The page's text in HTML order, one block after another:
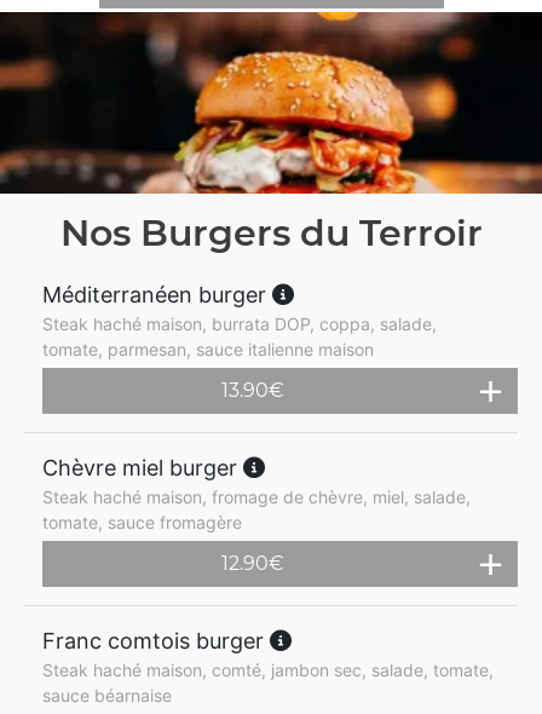
Nos Burgers du Terroir
Méditerranéen burger
Steak haché maison, burrata DOP, coppa, salade,
tomate, parmesan, sauce italienne maison
13.90€
Chèvre miel burger
Steak haché maison, fromage de chèvre, miel, salade,
tomate, sauce fromagère
12.90€
Franc comtois burger
Steak haché maison, comté, jambon sec, salade, tomate,
sauce béarnaise